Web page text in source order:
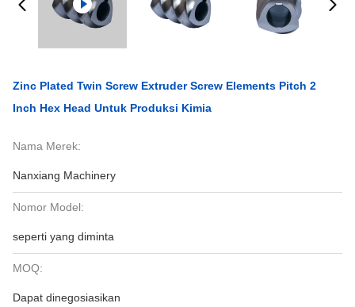
Zinc Plated Twin Screw Extruder Screw Elements Pitch 2
Inch Hex Head Untuk Produksi Kimia
Nama Merek:
Nanxiang Machinery
Nomor Model:
seperti yang diminta
MOQ:
Dapat dinegosiasikan